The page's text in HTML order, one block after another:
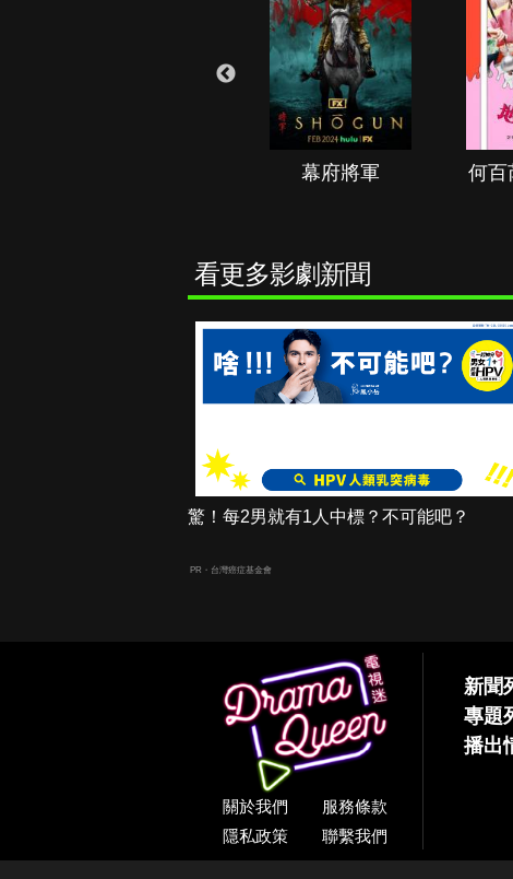
幕府將軍
何百
看更多影劇新聞
驚！每2男就有1人中標？不可能吧？
PR・台灣癌症基金會
關於我們
服務條款
隱私政策
聯繫我們
新聞
專題
播出